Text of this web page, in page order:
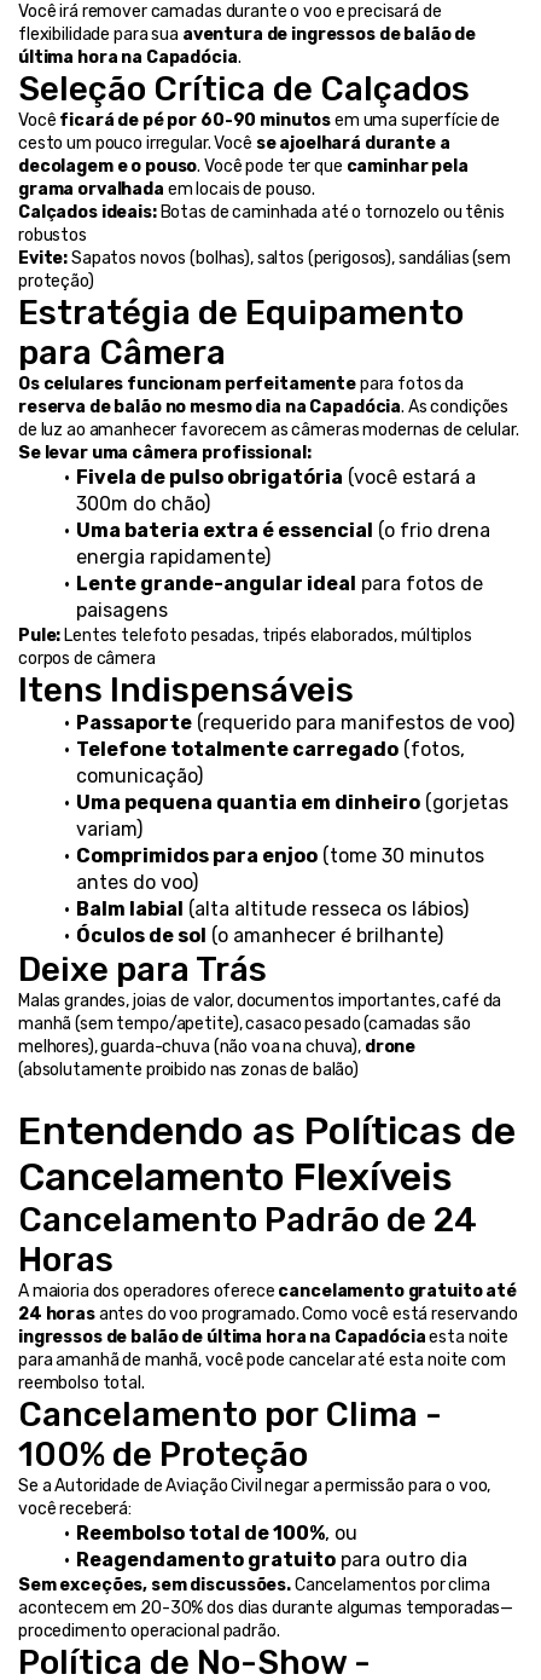
Você irá remover camadas durante o voo e precisará de
flexibilidade para sua aventura de ingressos de balão de
última hora na Capadócia.
Seleção Crítica de Calçados
Você ficará de pé por 60-90 minutos em uma superfície de
cesto um pouco irregular. Você se ajoelhará durante a
decolagem e o pouso. Você pode ter que caminhar pela
grama orvalhada em locais de pouso.
Calçados ideais: Botas de caminhada até o tornozelo ou tênis
robustos
Evite: Sapatos novos (bolhas), saltos (perigosos), sandálias (sem
proteção)
Estratégia de Equipamento
para Câmera
Os celulares funcionam perfeitamente
reserva de balão no mesmo dia na Capadócia. As condições
de luz ao amanhecer favorecem as câmeras modernas de celular.
Se levar uma câmera profissional:
Fivela de pulso obrigatória (você estará a
300m do chão)
Uma bateria extra é essencial (o frio drena
energia rapidamente)
Lente grande-angular ideal para fotos de
paisagens
Pule: Lentes telefoto pesadas, tripés elaborados, múltiplos
corpos de câmera
Itens Indispensáveis
Passaporte (requerido para manifestos de voo)
Telefone totalmente carregado (fotos,
comunicação)
Uma pequena quantia em dinheiro (gorjetas
variam)
Comprimidos para enjoo (tome 30 minutos
antes do voo)
Balm labial (alta altitude resseca os lábios)
Óculos de sol (o amanhecer é brilhante)
Deixe para Trás
Malas grandes, joias de valor, documentos importantes, café da
manhã (sem tempo/apetite), casaco pesado (camadas são
melhores), guarda-chuva (não voa na chuva), drone
(absolutamente proibido nas zonas de balão)
Entendendo as Políticas de
Cancelamento Flexíveis
Cancelamento Padrão de 24
Horas
A maioria dos operadores oferece cancelamento gratuito até
24 horas
ingressos de balão de última hora na Capadócia esta noite
para amanhã de manhã, você pode cancelar até esta noite com
reembolso total.
Cancelamento por Clima -
100% de Proteção
Se a Autoridade de Aviação Civil negar a permissão para o voo,
você receberá:
Reembolso total de 100%, ou
Reagendamento gratuito para outro dia
Sem exceções, sem discussões. Cancelamentos por clima
acontecem em 20-30% dos dias durante algumas temporadas—
procedimento operacional padrão.
Política de No-Show -